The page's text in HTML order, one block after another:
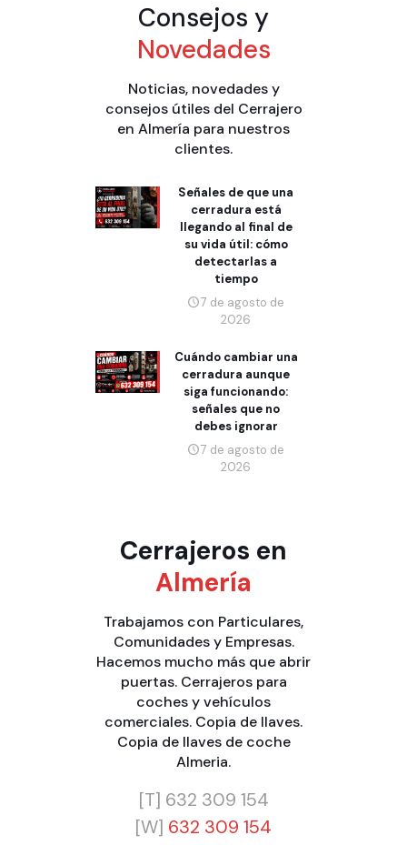
Consejos y
Novedades
Noticias, novedades y
consejos útiles del Cerrajero
en Almería para nuestros
clientes.
Señales de que una
cerradura está
llegando al final de
su vida útil: cómo
detectarlas a
tiempo
7 de agosto de
2026
Cuándo cambiar una
cerradura aunque
siga funcionando:
señales que no
debes ignorar
7 de agosto de
2026
Cerrajeros en
Almería
Trabajamos con Particulares,
Comunidadesy Empresas.
Hacemos mucho más que abrir
puertas. Cerrajeros para
coches y vehículos
comerciales. Copia de llaves.
Copia de llaves de coche
Almeria.
[T] 632 309 154
[W] 632 309 154